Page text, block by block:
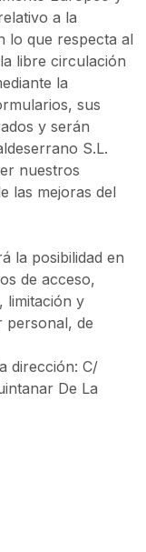
a la
lo que respecta al
libre circulación
la
sus
y serán
S.L.
nuestros
las mejoras del
la posibilidad en
de acceso,
limitación y
personal, de
dirección: C/
De La